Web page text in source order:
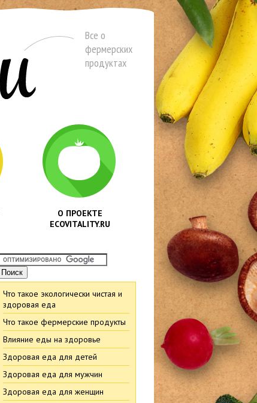
Все о
фермерских
продуктах
О ПРОЕКТЕ
ECOVITALITY.RU
Что такое экологически чистая и
здоровая еда
Что такое фермерские продукты
Влияние еды на здоровье
Здоровая еда для детей
Здоровая еда для мужчин
Здоровая еда для женщин